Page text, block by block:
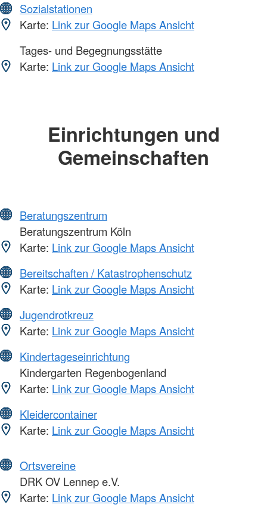
Sozialstationen
Karte: Link zur Google Maps Ansicht
Tages- und Begegnungsstätte
Karte: Link zur Google Maps Ansicht
Einrichtungen und
Gemeinschaften
Beratungszentrum
Beratungszentrum Köln
Karte: Link zur Google Maps Ansicht
Bereitschaften / Katastrophenschutz
Karte: Link zur Google Maps Ansicht
Jugendrotkreuz
Karte: Link zur Google Maps Ansicht
Kindertageseinrichtung
Kindergarten Regenbogenland
Karte: Link zur Google Maps Ansicht
Kleidercontainer
Karte: Link zur Google Maps Ansicht
Ortsvereine
DRK OV Lennep e.V.
Karte: Link zur Google Maps Ansicht